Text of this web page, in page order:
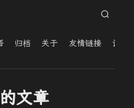
归档 关于 友情链接 读者
文章